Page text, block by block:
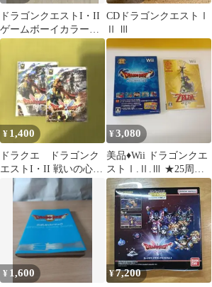
ドラゴンクエストI・II
ゲームボーイカラーソ
フト
CDドラゴンクエストⅠ
Ⅱ Ⅲ
¥ 1,400
ドラクエ ドラゴンク
エストI・II 戦いの心得
セット イオン限定購
入特典
¥3,080
美品♦Wii ドラゴンクエ
ストⅠ.Ⅱ.Ⅲ ★25周年
記念 &ゼルダの伝説
¥ 1,600 ¥7,200